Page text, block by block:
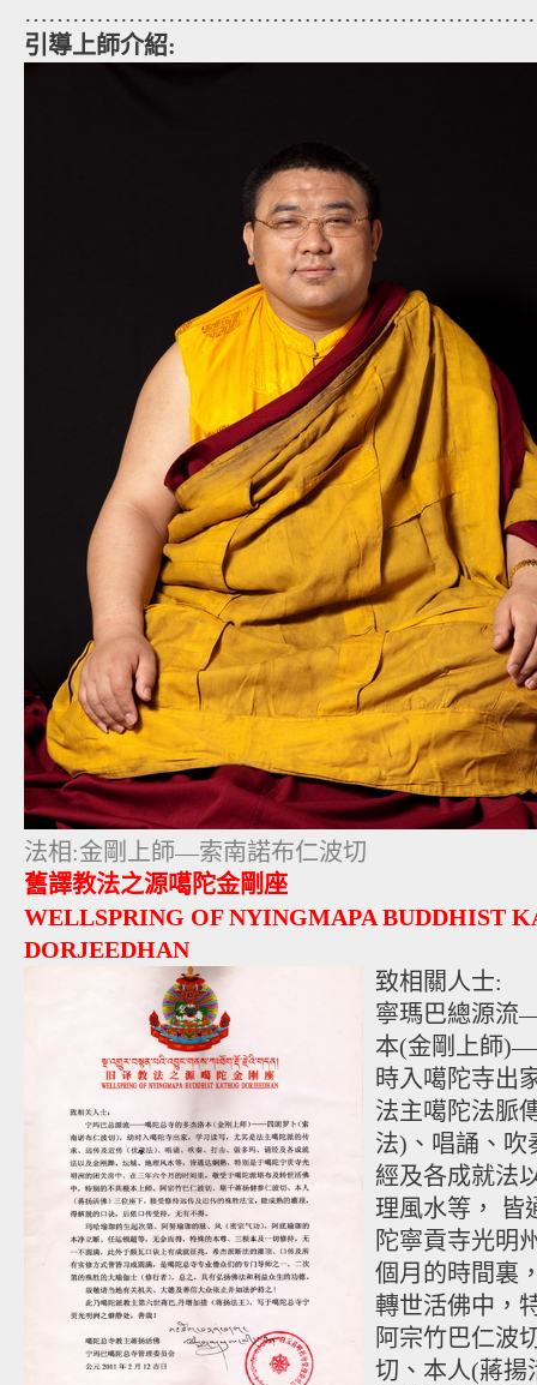
引導上師介紹:
法相:金剛上師—索南諾布仁波切
舊譯教法之源噶陀金剛座
WELLSPRING OF NYINGMAPA BUDDHIST
DORJEEDHAN
致相關人士:
寧瑪巴總源流
本(金剛上師
時入噶陀寺出
法主噶陀法脈
法)、唱誦、吹
經及各成就法
理風水等， 皆
陀寧貢寺光明
個月的時間裏
轉世活佛中，
阿宗竹巴仁波
切、本人(蔣揚